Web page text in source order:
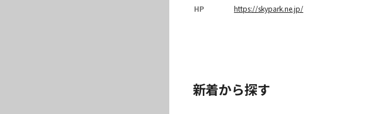
HP https://skypark.ne.jp/
新着から探す